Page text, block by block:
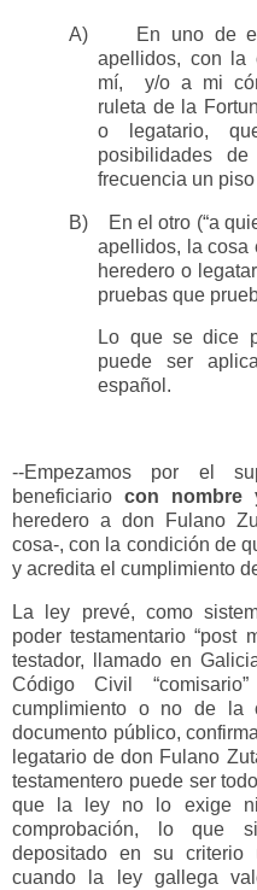
A)
En uno de
apellidos, con la
mí,
y/o a mi
ruleta de la
o legatario,
posibilidades
frecuencia un
B)
En el otro (“a
apellidos, la cosa
heredero o
pruebas que
Lo que se dice
puede ser
español.
--Empezamos por el
beneficiario con nombre
heredero a don Fulano
cosa-, con la condición de
y acredita el cumplimiento
La ley prevé, como
poder testamentario “post
testador, llamado en
Código Civil
cumplimiento o no de la
documento público,
legatario de don Fulano
testamentero puede ser
que la ley no lo exige
comprobación, lo que
depositado en su criterio
cuando la ley gallega